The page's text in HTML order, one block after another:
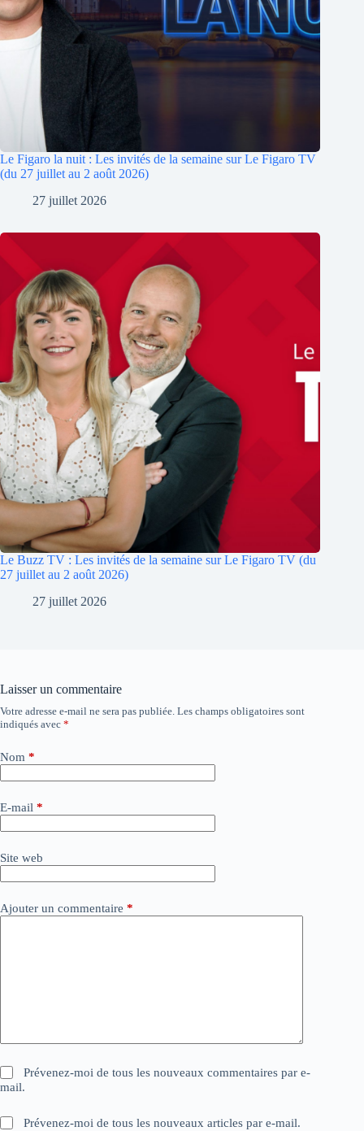
Le Figaro la nuit : Les invités de la semaine sur Le Figaro TV
(du 27 juillet au 2 août 2026)
27 juillet 2026
Le Buzz TV : Les invités de la semaine sur Le Figaro TV (du
27 juillet au 2 août 2026)
27 juillet 2026
Laisser un commentaire
Votre adresse e-mail ne sera pas publiée. Les champs obligatoires sont
indiqués avec *
Nom *
E-mail *
Site web
Ajouter un commentaire *
Prévenez-moi de tous les nouveaux commentaires par e-
mail.
Prévenez-moi de tous les nouveaux articles par e-mail.
A
l
e
n
a
t
i
e